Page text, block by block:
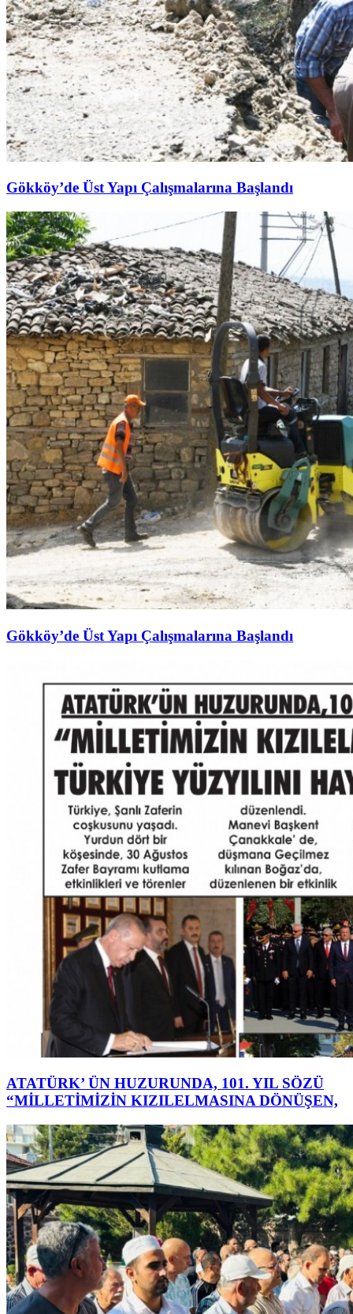
Gökköy’de Üst Yapı Çalışmalarına Başlandı
Gökköy’de Üst Yapı Çalışmalarına Başlandı
ATATÜRK’ ÜN HUZURUNDA, 101. YIL SÖZÜ
“MİLLETİMİZİN KIZILELMASINA DÖNÜŞEN,